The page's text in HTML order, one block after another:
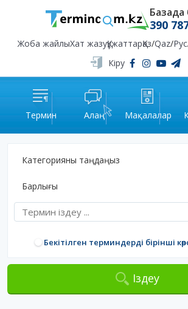
Базада
390
Жоба жайлыХат жазуҚұжаттарҚаз/Qaz/Рус
Кіру
Термин Алаң Мақалалар
Категорияны таңдаңыз
Барлығы
Бекітілген терминдерді бірінші
Іздеу